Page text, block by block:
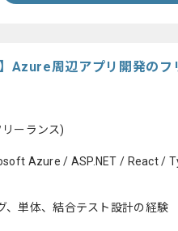
Azure周辺アプリ開発のフ
ーランス)
Azure / ASP.NET / React /
、単体、結合テスト設計の経験